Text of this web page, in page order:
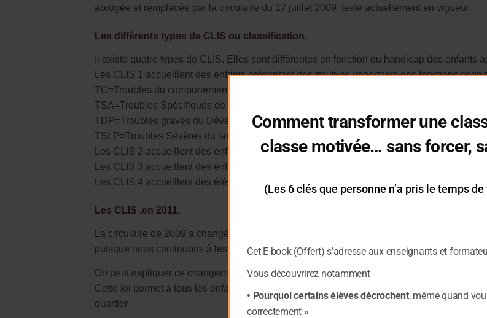
abrogée et remplacée par la circulaire du 17 juillet 2009, texte actuellement en vigueur.
Les différents types de CLIS ou classification.
Il existe quatre types de CLIS. Elles sont différentes en fonction du handicap des enfants
Les CLIS 1 accueillent des enfants présentant des troubles importants des fonctions
TC=Troubles du comportement.
TSA=Troubles Spécifiques de l’apprentissage.
TDP=Troubles graves du Développement et de la Personnalité.
TSLP=Troubles Sévères du langage et de la Parole(=Dys)
Les CLIS 2 accueillent des enfants présentant une déficience auditive importante, voir
Les CLIS 3 accueillent des enfants présentant une déficience visuelle grave ou une cécité.
Les CLIS 4 accueillent des élèves présentant une déficience motrice.
Les CLIS ,en 2011.
La circulaire de 2009 a changé l’appellation des CLIS dont le sigle signifiait :Classes
puisque nous continuons à les appeler CLIS alors que le sigle signifie aujourd’hui:
On peut expliquer ce changement de terminologie par la loi de 2005 sur le handicap.
Cette loi permet à tous les enfants handicapés de France d’être inscrits dans la
quartier.
Comment transformer une
classe motivée… sans forcer,
(Les 6 clés que personne n’a pris le temps
Cet E-book (Offert) s’adresse aux enseignants et
Vous découvrirez notamment
• Pourquoi certains élèves décrochent, même quand
correctement »